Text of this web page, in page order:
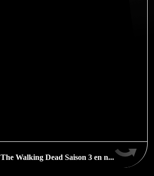
The Walking Dead Saison 3 en n...